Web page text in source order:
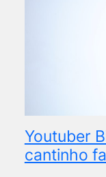
Youtuber
cantinho